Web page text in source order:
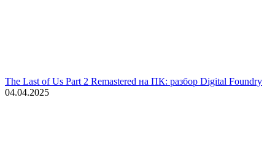
The Last of Us Part 2 Remastered на ПК: разбор Digital Foundry
04.04.2025